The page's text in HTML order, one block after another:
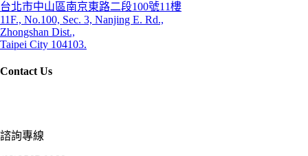
台北市中山區南京東路二段100號11樓
11F., No.100, Sec. 3, Nanjing E. Rd.,
Zhongshan Dist.,
Taipei City 104103.
Contact Us
諮詢專線